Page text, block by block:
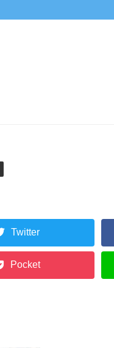
Twitter
Pocket